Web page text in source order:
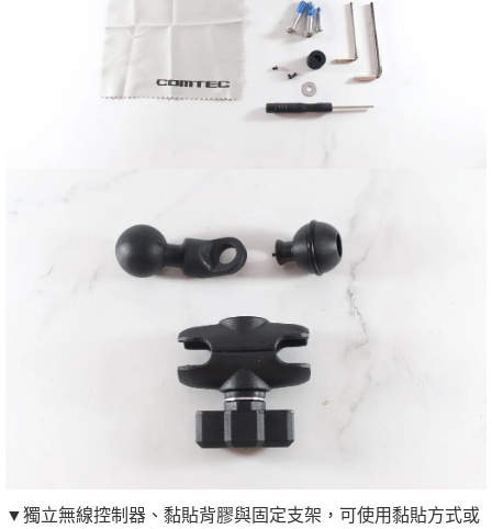
▼獨立無線控制器、黏貼背膠與固定支架，可使用黏貼方式或